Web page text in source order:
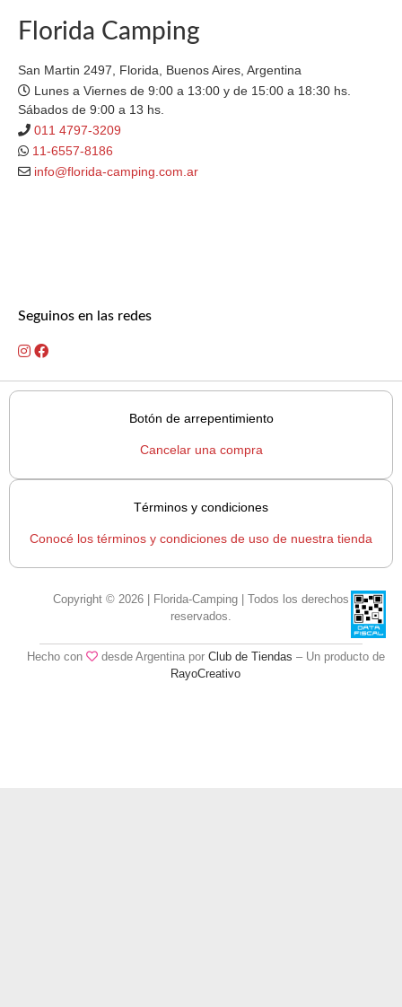
Florida Camping
San Martin 2497, Florida, Buenos Aires, Argentina
Lunes a Viernes de 9:00 a 13:00 y de 15:00 a 18:30 hs.
Sábados de 9:00 a 13 hs.
011 4797-3209
11-6557-8186
info@florida-camping.com.ar
Seguinos en las redes
Botón de arrepentimiento
Cancelar una compra
Términos y condiciones
Conocé los términos y condiciones de uso de nuestra tienda
Copyright © 2026 | Florida-Camping | Todos los derechos
reservados.
Hecho con desde Argentina por Club de Tiendas – Un producto de
RayoCreativo